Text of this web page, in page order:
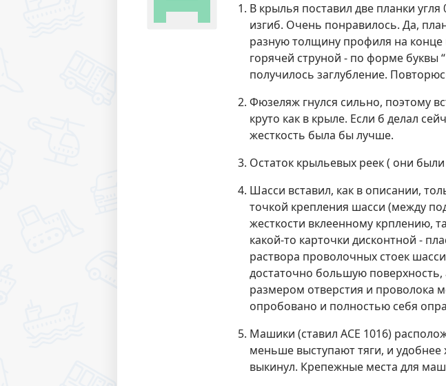
В крылья поставил две планки
изгиб. Очень понравилось. Да,
разную толщину профиля на конце
горячей струной - по форме буквы
получилось заглубление.
Фюзеляж гнулся сильно, поэтому
круто как в крыле. Если б делал
жесткость была бы лучше.
Остаток крыльевых реек ( они
Шасси вставил, как в описании,
точкой крепления шасси (между
жесткости вклеенному крплению,
какой-то карточки дисконтной -
раствора проволочных стоек
достаточно большую поверхность,
размером отверстия и проволока
опробовано и полностью себя
Машики (ставил ACE 1016)
меньше выступают тяги, и
выкинул. Крепежные места для